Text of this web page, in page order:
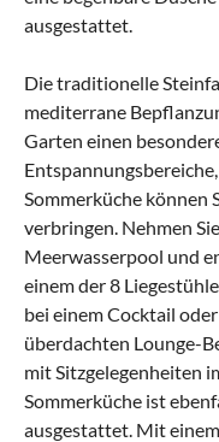
ausgestattet.
Die traditionelle
mediterrane
Garten einen
Sommerküche können
verbringen. Nehmen
Meerwasserpool und
einem der 8
bei einem Cocktail
überdachten Lounge-
mit Sitzgelegenheiten
Sommerküche ist
ausgestattet. Mit